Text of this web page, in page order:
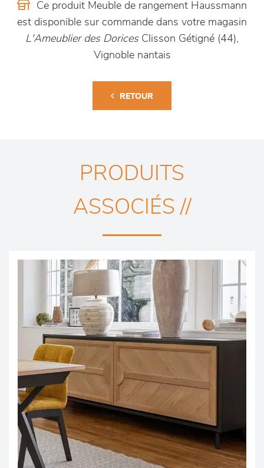
Ce produit Meuble de rangement Haussmann
est disponible sur commande dans votre magasin
L'Ameublier des DoricesClisson Gétigné (44),
Vignoble nantais
RETOUR
PRODUITS
ASSOCIÉS //